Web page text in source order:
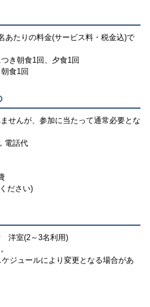
あたりの料金(サービス料・税金込)で
き朝食1回、夕食1回
食1回
せんが、参加に当たって通常必要とな
電話代
ださい)
洋室(2～3名利用)
ジュールにより変更となる場合があ